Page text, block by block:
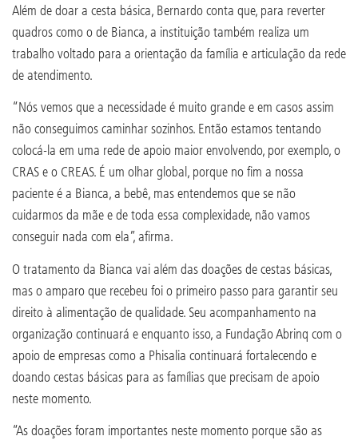
Além de doar a cesta básica, Bernardo conta que, para reverter
quadros como o de Bianca, a instituição também realiza um
trabalho voltado para a orientação da família e articulação da rede
de atendimento.
“Nós vemos que a necessidade é muito grande e em casos assim
não conseguimos caminhar sozinhos. Então estamos tentando
colocá-la em uma rede de apoio maior envolvendo, por exemplo, o
CRAS e o CREAS. É um olhar global, porque no fim a nossa
paciente é a Bianca, a bebê, mas entendemos que se não
cuidarmos da mãe e de toda essa complexidade, não vamos
conseguir nada com ela”, afirma.
O tratamento da Bianca vai além das doações de cestas básicas,
mas o amparo que recebeu foi o primeiro passo para garantir seu
direito à alimentação de qualidade. Seu acompanhamento na
organização continuará e enquanto isso, a Fundação Abrinq com o
apoio de empresas como a Phisalia continuará fortalecendo e
doando cestas básicas para as famílias que precisam de apoio
neste momento.
“As doações foram importantes neste momento porque são as